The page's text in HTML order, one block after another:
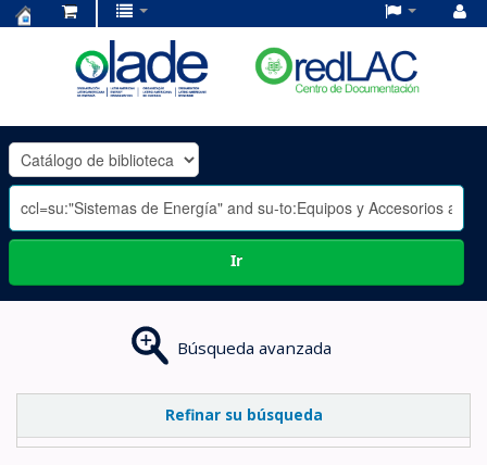
OLADE
-
Ir
Búsqueda avanzada
Refinar su búsqueda